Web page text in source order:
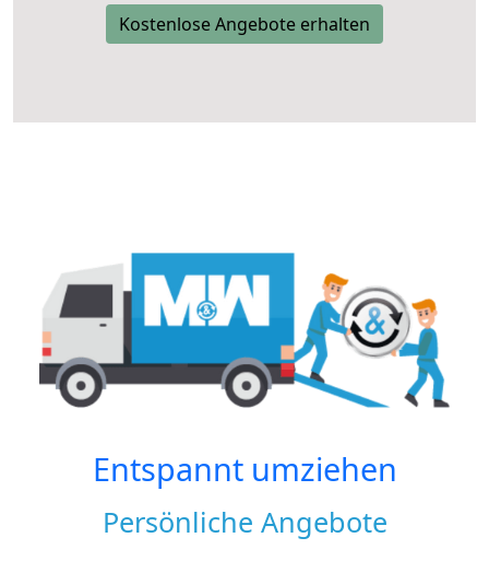
Kostenlose Angebote erhalten
Entspannt umziehen
Persönliche Angebote